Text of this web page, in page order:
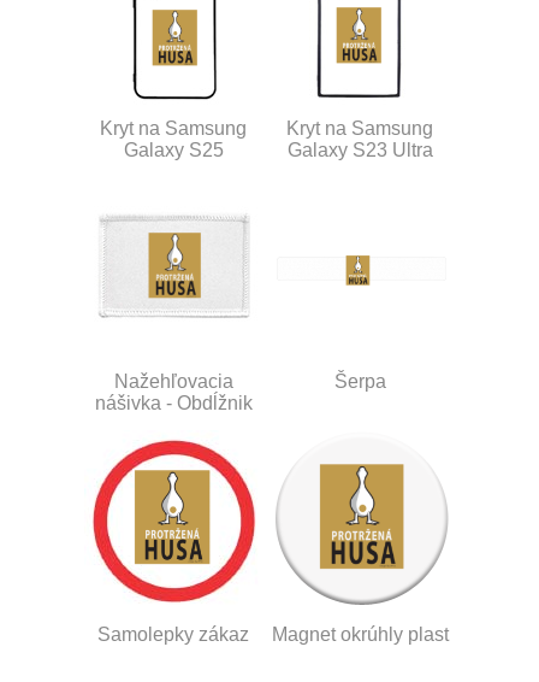
Kryt na Samsung
Galaxy S25
Kryt na Samsung
Galaxy S23 Ultra
Nažehľovacia
nášivka - Obdĺžnik
Šerpa
Samolepky zákaz Magnet okrúhly plast